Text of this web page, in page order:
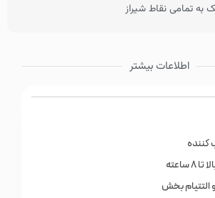
به تمامی نقاط شیراز
اطلاعات بیشتر
کننده
ساعته
بخش